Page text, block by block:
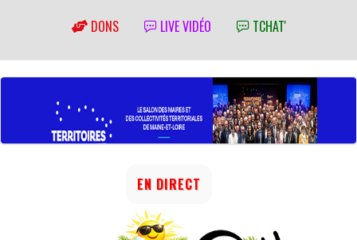
DONS LIVE VIDÉO TCHAT'
EN DIRECT